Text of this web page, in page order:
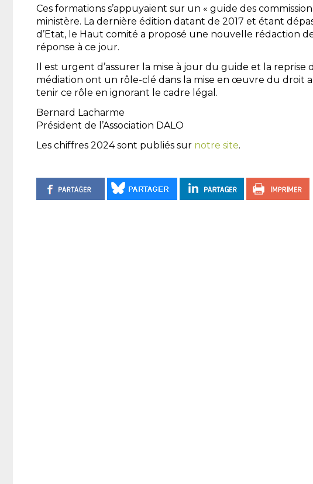
Ces formations s’appuyaient sur un « guide des
ministère. La dernière édition datant de 2017 et étant
d’Etat, le Haut comité a proposé une nouvelle rédaction
réponse à ce jour.
Il est urgent d’assurer la mise à jour du guide et la reprise
médiation ont un rôle-clé dans la mise en œuvre du droit
tenir ce rôle en ignorant le cadre légal.
Bernard Lacharme
Président de l’Association DALO
Les chiffres 2024 sont publiés sur notre site.